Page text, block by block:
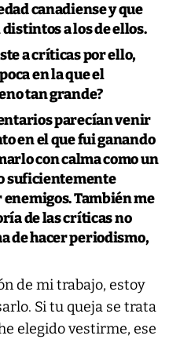
canadiense y que
a los de ellos.
a críticas por ello,
en la que el
tan grande?
parecían venir
en el que fui ganando
con calma como un
suficientemente
También me
de las críticas no
de hacer periodismo,
de mi trabajo, estoy
Si tu queja se trata
elegido vestirme, ese